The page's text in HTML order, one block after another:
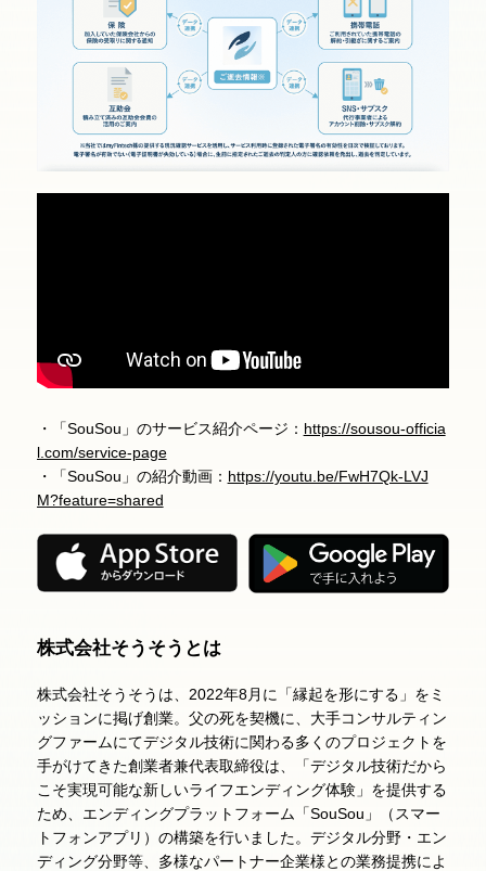
・「SouSou」のサービス紹介ページ： https://sousou-officia
l.com/service-page
・「SouSou」の紹介動画： https://youtu.be/FwH7Qk-LVJ
M?feature=shared
株式会社そうそうとは
株式会社そうそうは、2022年8月に「縁起を形にする」をミ
ッションに掲げ創業。父の死を契機に、大手コンサルティン
グファームにてデジタル技術に関わる多くのプロジェクトを
手がけてきた創業者兼代表取締役は、「デジタル技術だから
こそ実現可能な新しいライフエンディング体験」を提供する
ため、エンディングプラットフォーム「SouSou」（スマー
トフォンアプリ）の構築を行いました。デジタル分野・エン
ディング分野等、多様なパートナー企業様との業務提携によ